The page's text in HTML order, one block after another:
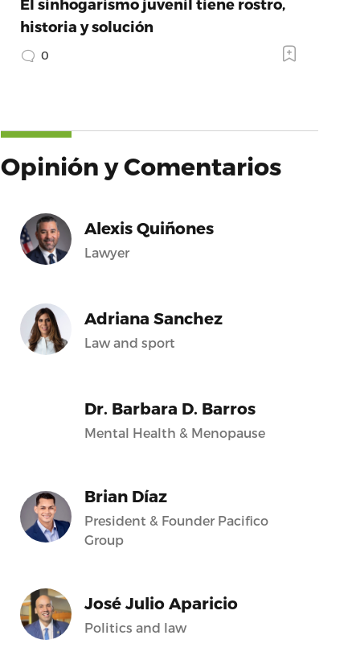
El sinhogarismo juvenil tiene rostro,
historia y solución
0
Opinión y Comentarios
Alexis Quiñones
Lawyer
Adriana Sanchez
Law and sport
Dr. Barbara D. Barros
Mental Health & Menopause
Brian Díaz
President & Founder Pacifico
Group
José Julio Aparicio
Politics and law